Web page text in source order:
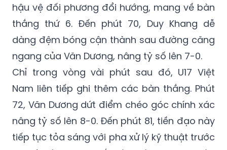
khi dứt điểm góc hẹp nâng tỷ số lên 5-0. Ít
phút sau, cú sút của Văn Dương chạm chân
hậu vệ đối phương đổi hướng, mang về bàn
thắng thứ 6. Đến phút 70, Duy Khang dễ
dàng đệm bóng cận thành sau đường căng
ngang của Văn Dương, nâng tỷ số lên 7-0.
Chỉ trong vòng vài phút sau đó, U17 Việt
Nam liên tiếp ghi thêm các bàn thắng. Phút
72, Văn Dương dứt điểm chéo góc chính xác